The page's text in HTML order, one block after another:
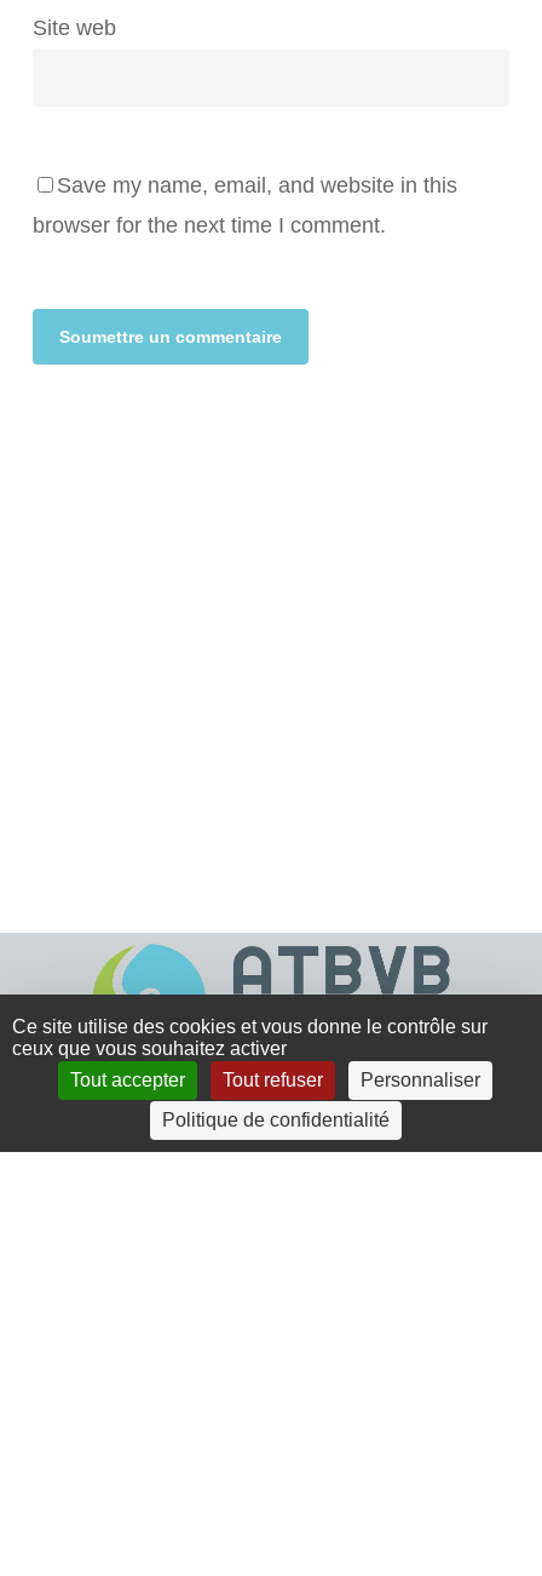
Site web
Save my name, email, and website in this
browser for the next time I comment.
4 rue Crec’h-Ugen
22810 Belle Isle en Terre
Ce site utilise des cookies et vous donne le contrôle sur
ceux que vous souhaitez activer
Tout accepter
Tout refuser
Personnaliser
Politique de confidentialité